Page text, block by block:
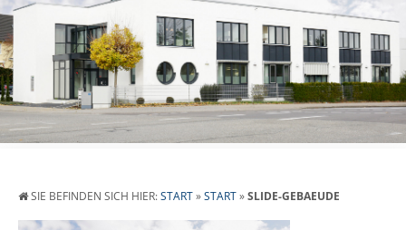
SIE BEFINDEN SICH HIER:START»START»SLIDE-GEBAEUDE